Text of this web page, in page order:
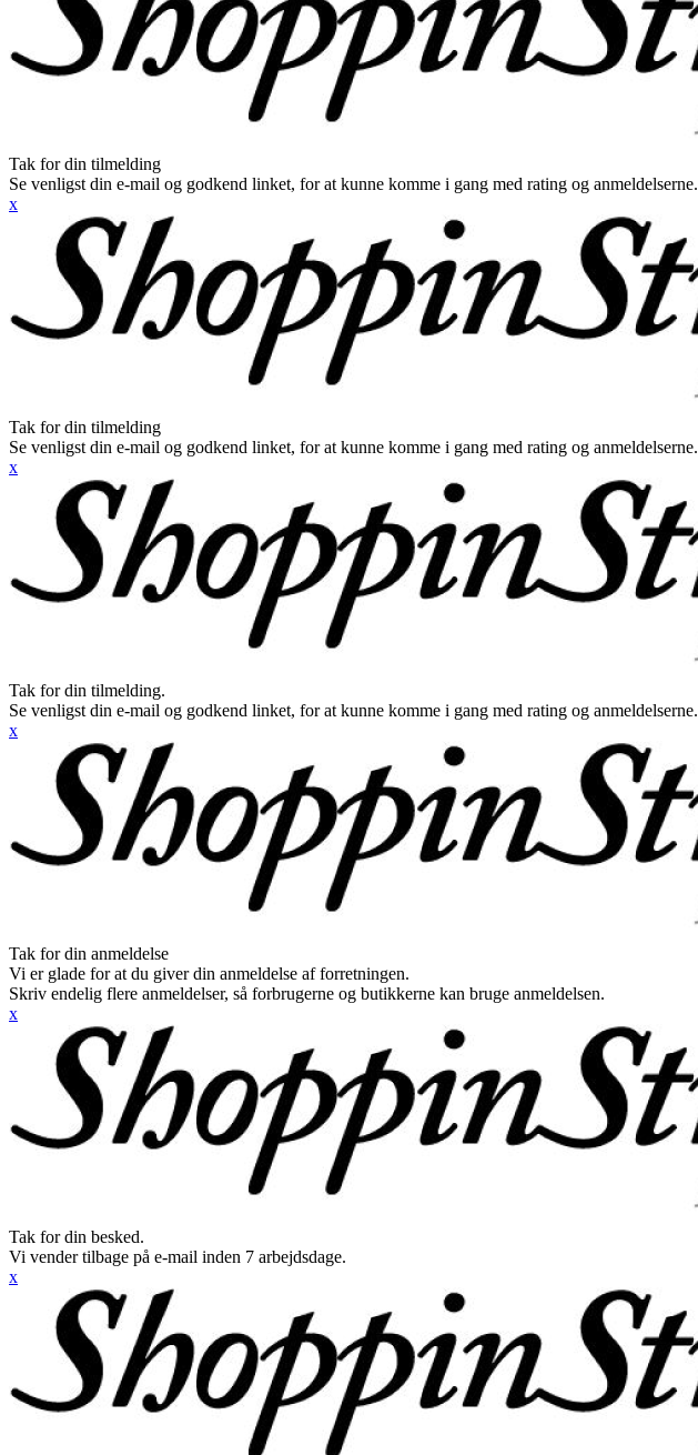
Tak for din tilmelding
Se venligst din e-mail og godkend linket, for at kunne komme i gang med rating og anmeldelserne.
x
Tak for din tilmelding
Se venligst din e-mail og godkend linket, for at kunne komme i gang med rating og anmeldelserne.
x
Tak for din tilmelding.
Se venligst din e-mail og godkend linket, for at kunne komme i gang med rating og anmeldelserne.
x
Tak for din anmeldelse
Vi er glade for at du giver din anmeldelse af forretningen.
Skriv endelig flere anmeldelser, så forbrugerne og butikkerne kan bruge anmeldelsen.
x
Tak for din besked.
Vi vender tilbage på e-mail inden 7 arbejdsdage.
x